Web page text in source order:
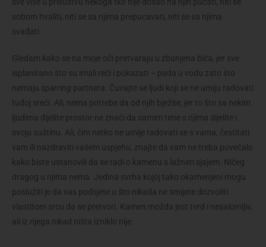
sobom hvaliti, niti se sa njima prepucavati, niti se sa njima
svađati.
Gledam kako se na moje oči pretvaraju u zbunjena bića, jer sve
isplanirano što su imali reći i pokazati – pada u vodu zato što
nemaju sparring partnera. Čuvajte se ljudi koji se ne umiju radovati
tuđoj sreći. Ali, nema potrebe da od njih bježite, jer to što sa nekim
ljudima dijelite prostor ne znači da samim time s njima dijelite i
svoju suštinu. Ali, čim netko ne umije radovati se s vama, čestitati
vam ili nazdraviti vašem uspjehu, znajte da vam ne treba povećalo
kako biste ustanovili da se radi o kamenu s lažnim sjajem. Ničeg
dragog u njima nema. Jedina svrha kojoj tako okamenjeni mogu
poslužiti je da vas podsjete u što nikada ne smijete dozvoliti
vlastitom srcu da se pretvori. Kamen možda jest tvrd i nesalomljiv,
ali iz njega nikad ništa izniklo nije.